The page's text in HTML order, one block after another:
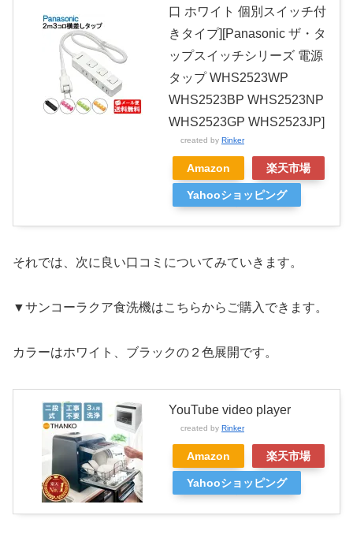
口 ホワイト 個別スイッチ付
きタイプ][Panasonic ザ・タ
ップスイッチシリーズ 電源
タップ WHS2523WP
WHS2523BP WHS2523NP
WHS2523GP WHS2523JP]
created by Rinker
Amazon 楽天市場
Yahooショッピング
それでは、次に良い口コミについてみていきます。
▼サンコーラクア食洗機はこちらからご購入できます。
カラーはホワイト、ブラックの２色展開です。
YouTube video player
created by Rinker
Amazon 楽天市場
Yahooショッピング